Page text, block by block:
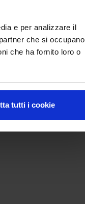
e per analizzare il
che si occupano
che ha fornito loro o
tutti i cookie